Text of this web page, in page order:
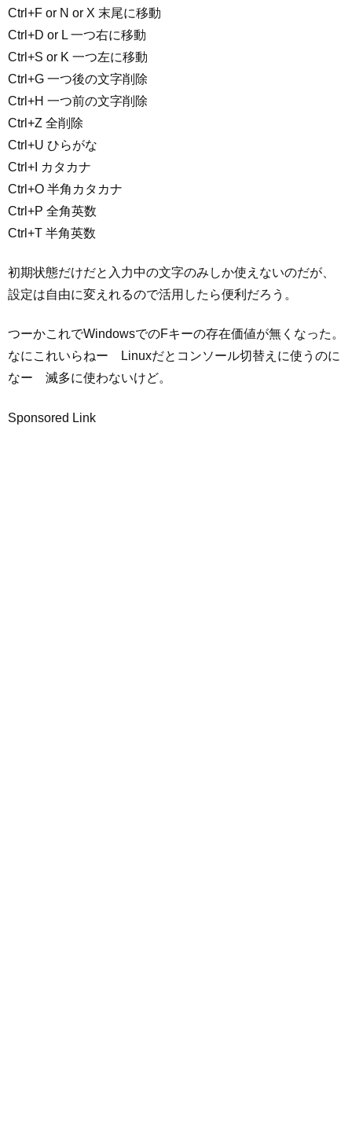
Ctrl+F or N or X 末尾に移動
Ctrl+D or L 一つ右に移動
Ctrl+S or K 一つ左に移動
Ctrl+G 一つ後の文字削除
Ctrl+H 一つ前の文字削除
Ctrl+Z 全削除
Ctrl+U ひらがな
Ctrl+I カタカナ
Ctrl+O 半角カタカナ
Ctrl+P 全角英数
Ctrl+T 半角英数
初期状態だけだと入力中の文字のみしか使えないのだが、
設定は自由に変えれるので活用したら便利だろう。
つーかこれでWindowsでのFキーの存在価値が無くなった。
なにこれいらねー Linuxだとコンソール切替えに使うのに
なー 滅多に使わないけど。
Sponsored Link